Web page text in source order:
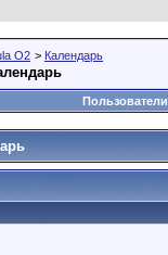
O2 > Календарь
Пользователи